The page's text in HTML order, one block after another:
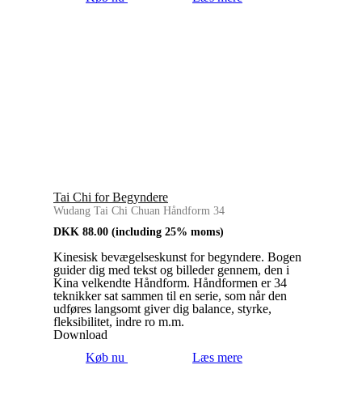
Tai Chi for Begyndere
Wudang Tai Chi Chuan Håndform 34
DKK 88.00 (including 25% moms)
Kinesisk bevægelseskunst for begyndere. Bogen
guider dig med tekst og billeder gennem, den i
Kina velkendte Håndform. Håndformen er 34
teknikker sat sammen til en serie, som når den
udføres langsomt giver dig balance, styrke,
fleksibilitet, indre ro m.m.
Download
Køb nu
Læs mere